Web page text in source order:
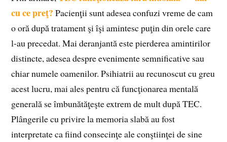
cu ce preţ? Pacienţii sunt adesea confuzi vreme de cam
o oră după tratament şi îşi amintesc puţin din orele care
l-au precedat. Mai deranjantă este pierderea amintirilor
distincte, adesea despre evenimente semnificative sau
chiar numele oamenilor. Psihiatrii au recunoscut cu greu
acest lucru, mai ales pentru că funcţionarea mentală
generală se îmbunătăţeşte extrem de mult după TEC.
Plângerile cu privire la memoria slabă au fost
interpretate ca fiind consecinţe ale conştiinţei de sine